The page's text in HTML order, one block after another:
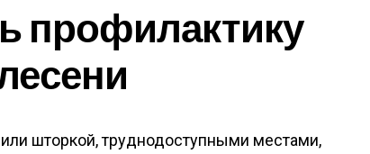
профилактику
шторкой, труднодоступными местами,